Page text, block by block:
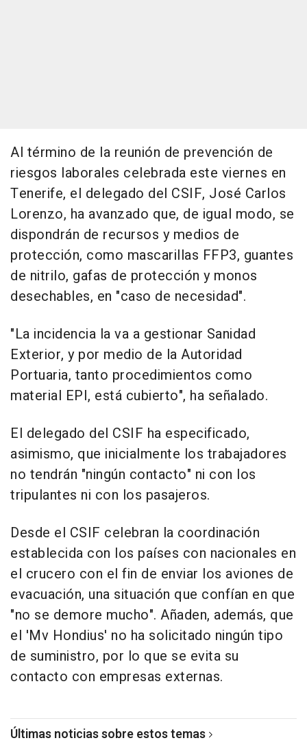
Al término de la reunión de prevención de
riesgos laborales celebrada este viernes en
Tenerife, el delegado del CSIF, José Carlos
Lorenzo, ha avanzado que, de igual modo, se
dispondrán de recursos y medios de
protección, como mascarillas FFP3, guantes
de nitrilo, gafas de protección y monos
desechables, en "caso de necesidad".
"La incidencia la va a gestionar Sanidad
Exterior, y por medio de la Autoridad
Portuaria, tanto procedimientos como
material EPI, está cubierto", ha señalado.
El delegado del CSIF ha especificado,
asimismo, que inicialmente los trabajadores
no tendrán "ningún contacto" ni con los
tripulantes ni con los pasajeros.
Desde el CSIF celebran la coordinación
establecida con los países con nacionales en
el crucero con el fin de enviar los aviones de
evacuación, una situación que confían en que
"no se demore mucho". Añaden, además, que
el 'Mv Hondius' no ha solicitado ningún tipo
de suministro, por lo que se evita su
contacto con empresas externas.
Últimas noticias sobre estos temas